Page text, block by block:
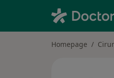
Homepage